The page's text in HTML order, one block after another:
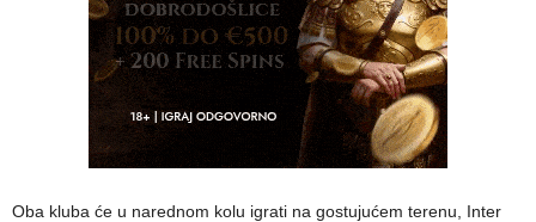
Oba kluba će u narednom kolu igrati na gostujućem terenu, Inter